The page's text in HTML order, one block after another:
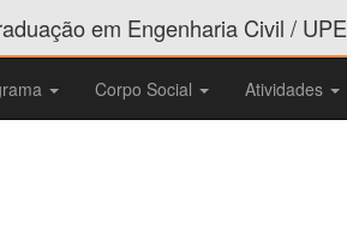
em Engenharia Civil / UPE
Corpo Social Atividades